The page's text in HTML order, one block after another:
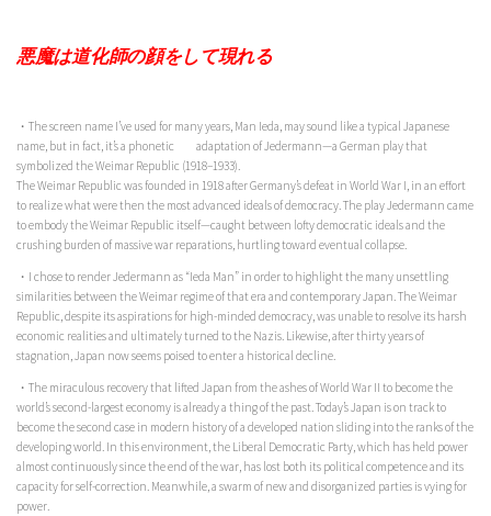
悪魔は道化師の顔をして現れる
・The screen name I’ve used for many years, Man Ieda, may sound like a typical Japanese
name, but in fact, it’s a phonetic adaptation of Jedermann—a German play that
symbolized the Weimar Republic (1918–1933).
The Weimar Republic was founded in 1918 after Germany’s defeat in World War I, in an effort
to realize what were then the most advanced ideals of democracy. The play Jedermann came
to embody the Weimar Republic itself—caught between lofty democratic ideals and the
crushing burden of massive war reparations, hurtling toward eventual collapse.
・I chose to render Jedermann as “Ieda Man” in order to highlight the many unsettling
similarities between the Weimar regime of that era and contemporary Japan. The Weimar
Republic, despite its aspirations for high-minded democracy, was unable to resolve its harsh
economic realities and ultimately turned to the Nazis. Likewise, after thirty years of
stagnation, Japan now seems poised to enter a historical decline.
・The miraculous recovery that lifted Japan from the ashes of World War II to become the
world’s second-largest economy is already a thing of the past. Today’s Japan is on track to
become the second case in modern history of a developed nation sliding into the ranks of the
developing world. In this environment, the Liberal Democratic Party, which has held power
almost continuously since the end of the war, has lost both its political competence and its
capacity for self-correction. Meanwhile, a swarm of new and disorganized parties is vying for
power.